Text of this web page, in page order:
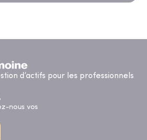
d’actifs pour les professionnels
nous vos